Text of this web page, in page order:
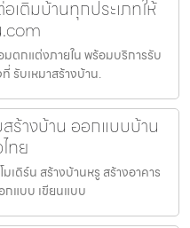
เติมบ้านทุกประเภทให้
มตกแต่งภายใน พร้อมบริการรับ
รับเหมาสร้างบ้าน.
ร้างบ้าน ออกแบบบ้าน
ทย
เดิร์น สร้างบ้านหรู สร้างอาคาร
กแบบ เขียนแบบ